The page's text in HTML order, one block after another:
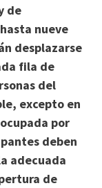
de
nueve
desplazarse
fila de
del
excepto en
por
deben
adecuada
de